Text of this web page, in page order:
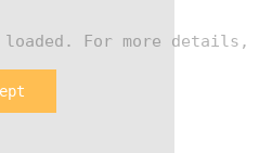
loaded. For more